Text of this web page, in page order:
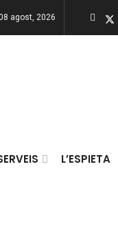
agost, 2026
L’ESPIETA